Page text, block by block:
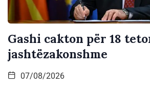
Gashi cakton për 18
jashtëzakonshme
07/08/2026